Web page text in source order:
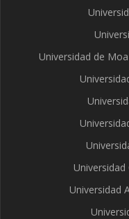
Universidad de
Universidad
Universidad